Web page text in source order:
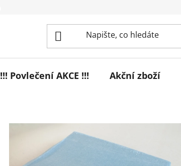
!!! Povlečení AKCE !!! Akční zboží